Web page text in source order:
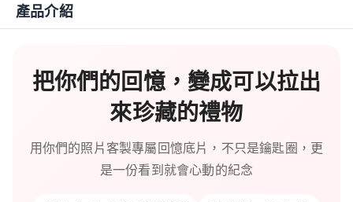
產品介紹
把你們的回憶，變成可以拉出
來珍藏的禮物
用你們的照片客製專屬回憶底片，不只是鑰匙圈，更
是一份看到就會心動的紀念